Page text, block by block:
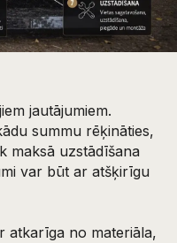
jautājumiem.
summu rēķināties,
maksā uzstādīšana
var būt ar atšķirīgu
atkarīga no materiāla,